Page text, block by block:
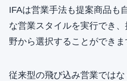
IFAは営業手法も提案商品も
な営業スタイルを実行でき
野から選択することができま
従来型の飛び込み営業ではな